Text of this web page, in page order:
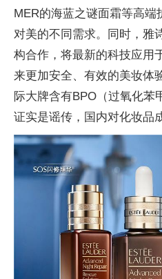
MER的海蓝之谜面霜等高
对美的不同需求。同时，雅
构合作，将最新的科技应用
来更加安全、有效的美妆体
际大牌含有BPO（过氧化苯
证实是谣传，国内对化妆品